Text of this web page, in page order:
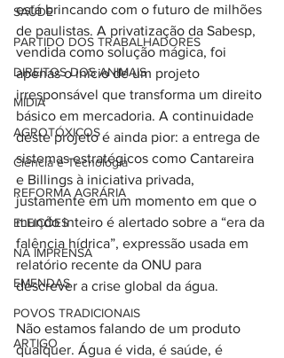
SAÚDE
PARTIDO DOS TRABALHADORES
DIREITOS DOS ANIMAIS
MÍDIA
AGROTÓXICOS
Ciência e Tecnologia
REFORMA AGRÁRIA
ELEIÇÕES
NA IMPRENSA
EMENDAS
POVOS TRADICIONAIS
ARTIGO
está brincando com o futuro de milhões
de paulistas. A privatização da Sabesp,
vendida como solução mágica, foi
apenas o início de um projeto
irresponsável que transforma um direito
básico em mercadoria. A continuidade
deste projeto é ainda pior: a entrega de
sistemas estratégicos como Cantareira
e Billings à iniciativa privada,
justamente em um momento em que o
mundo inteiro é alertado sobre a “era da
falência hídrica”, expressão usada em
relatório recente da ONU para
descrever a crise global da água.
Não estamos falando de um produto
qualquer. Água é vida, é saúde, é